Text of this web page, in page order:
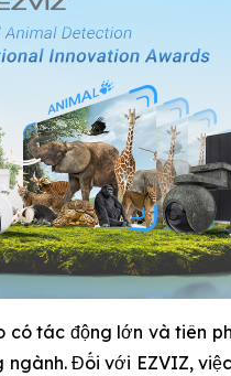
tác động lớn và tiên
Đối với EZVIZ,